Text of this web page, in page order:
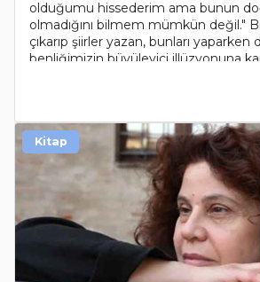
olduğumu hissederim ama bunun
olmadığını bilmem mümkün değil."
çıkarıp şiirler yazan, bunları yaparken
benliğimizin büyüleyici illüzyonuna
Kitap